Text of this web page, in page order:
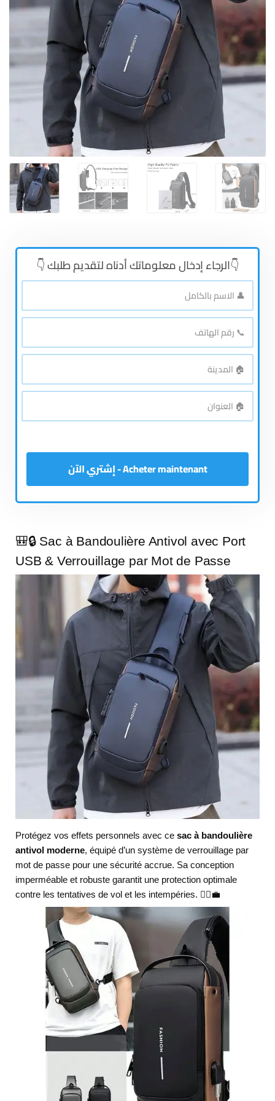
👇الرجاء إدخال معلوماتك أدناه لتقديم طلبك 👇
👤
الاسم
بالكامل*
📞
رقم
الهاتف*
🏠
المدينة*
🏠
العنوان*
Acheter maintenant - إشتري الآن
🎒🔒 Sac à Bandoulière Antivol avec Port
USB & Verrouillage par Mot de Passe
Protégez vos effets personnels avec ce sac à bandoulière
antivol moderne, équipé d’un système de verrouillage par
mot de passe pour une sécurité accrue. Sa conception
imperméable et robuste garantit une protection optimale
contre les tentatives de vol et les intempéries. 🚶‍♂️💼